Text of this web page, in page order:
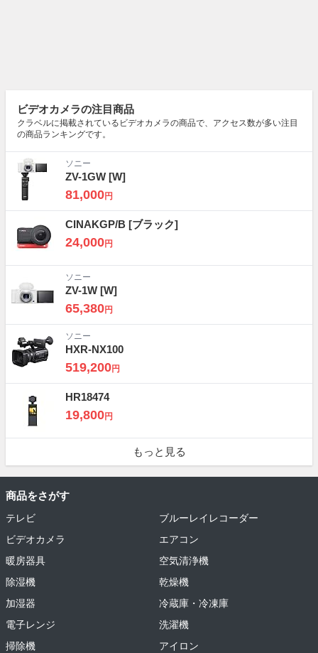
ビデオカメラの注目商品
クラベルに掲載されているビデオカメラの商品で、アクセス数が多い注目
の商品ランキングです。
ソニー
ZV-1GW [W]
81,000円
CINAKGP/B [ブラック]
24,000円
ソニー
ZV-1W [W]
65,380円
ソニー
HXR-NX100
519,200円
HR18474
19,800円
もっと見る
商品をさがす
テレビ
ブルーレイレコーダー
ビデオカメラ
エアコン
暖房器具
空気清浄機
除湿機
乾燥機
加湿器
冷蔵庫・冷凍庫
電子レンジ
洗濯機
掃除機
アイロン